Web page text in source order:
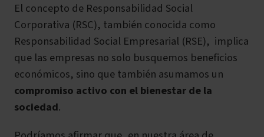
El concepto de Responsabilidad Social
Corporativa (RSC), también conocida como
Responsabilidad Social Empresarial (RSE), implica
que las empresas no solo busquemos beneficios
económicos, sino que también asumamos un
compromiso activo con el bienestar de la
sociedad.